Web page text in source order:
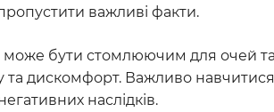
важливі факти.
бути стомлюючим для очей
та дискомфорт. Важливо
наслідків.